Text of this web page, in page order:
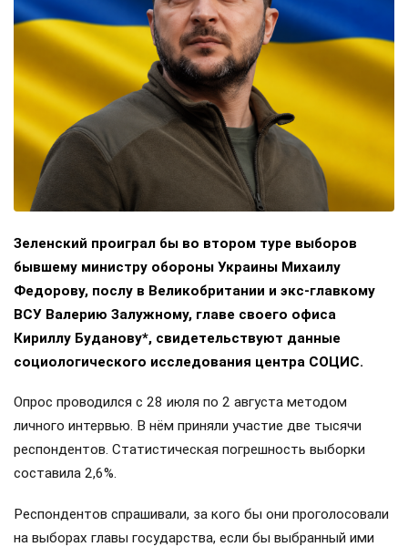
Зеленский проиграл бы во втором туре выборов
бывшему министру обороны Украины Михаилу
Федорову, послу в Великобритании и экс-главкому
ВСУ Валерию Залужному, главе своего офиса
Кириллу Буданову*, свидетельствуют данные
социологического исследования центра СОЦИС.
Опрос проводился с 28 июля по 2 августа методом
личного интервью. В нём приняли участие две тысячи
респондентов. Статистическая погрешность выборки
составила 2,6%.
Респондентов спрашивали, за кого бы они проголосовали
на выборах главы государства, если бы выбранный ими